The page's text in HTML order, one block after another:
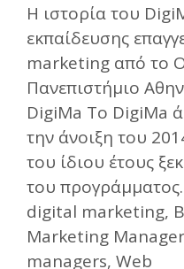
Η ιστορία του
εκπαίδευσης
marketing από το
Πανεπιστήμιο
DigiMa Το DigiMa
την άνοιξη του
του ίδιου έτους
του προγράμματος.
digital marketing,
Marketing
managers, Web